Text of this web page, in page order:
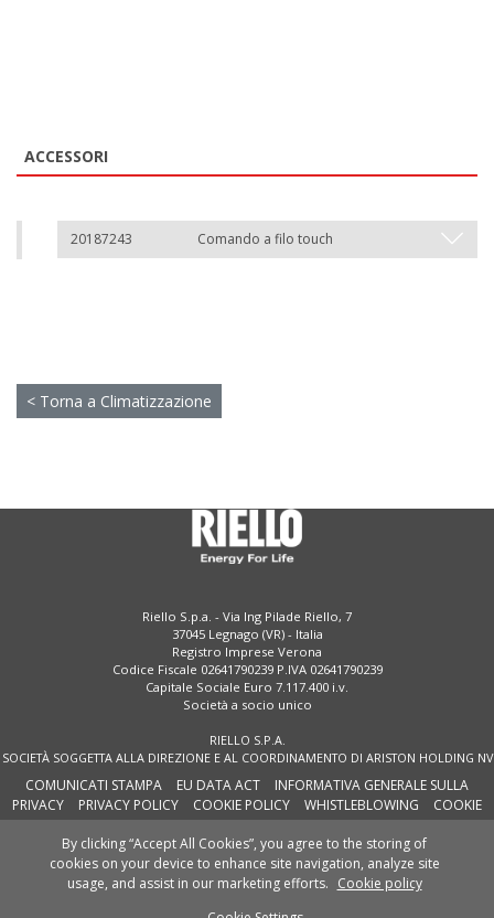
ACCESSORI
20187243 Comando a filo touch
< Torna a Climatizzazione
Riello S.p.a. - Via Ing Pilade Riello, 7
37045 Legnago (VR) - Italia
Registro Imprese Verona
Codice Fiscale 02641790239 P.IVA 02641790239
Capitale Sociale Euro 7.117.400 i.v.
Società a socio unico
RIELLO S.P.A.
SOCIETÀ SOGGETTA ALLA DIREZIONE E AL COORDINAMENTO DI ARISTON HOLDING NV
COMUNICATI STAMPA EU DATA ACT
INFORMATIVA GENERALE SULLA
PRIVACY
PRIVACY POLICY COOKIE POLICY WHISTLEBLOWING
COOKIE
PREFERENCES
SEGUICI SU:
By clicking “Accept All Cookies”, you agree to the storing of
cookies on your device to enhance site navigation, analyze site
usage, and assist in our marketing efforts. Cookie policy